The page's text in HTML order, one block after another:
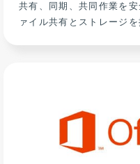
共有、同期、共同作業を
ァイル共有とストレージを